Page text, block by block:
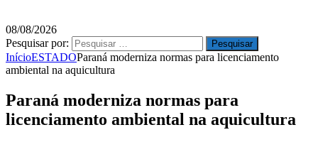
08/08/2026
Pesquisar por:
InícioESTADOParaná moderniza normas para licenciamento
ambiental na aquicultura
Paraná moderniza normas para
licenciamento ambiental na aquicultura